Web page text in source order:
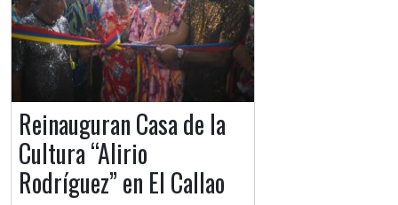
Reinauguran Casa de la
Cultura “Alirio
Rodríguez” en El Callao